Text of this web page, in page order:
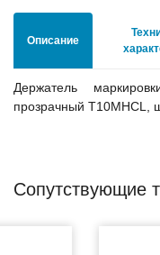
Описание
Держатель
прозрачный T10MHCL,
Сопутствующие